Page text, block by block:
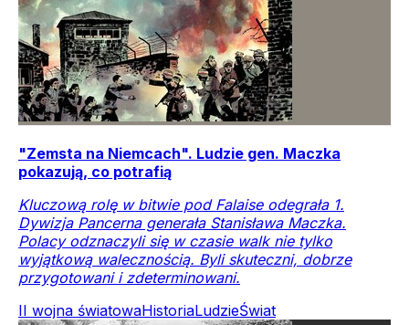
"Zemsta na Niemcach". Ludzie gen. Maczka
pokazują, co potrafią
Kluczową rolę w bitwie pod Falaise odegrała 1.
Dywizja Pancerna generała Stanisława Maczka.
Polacy odznaczyli się w czasie walk nie tylko
wyjątkową walecznością. Byli skuteczni, dobrze
przygotowani i zdeterminowani.
II wojna światowaHistoriaLudzieŚwiat